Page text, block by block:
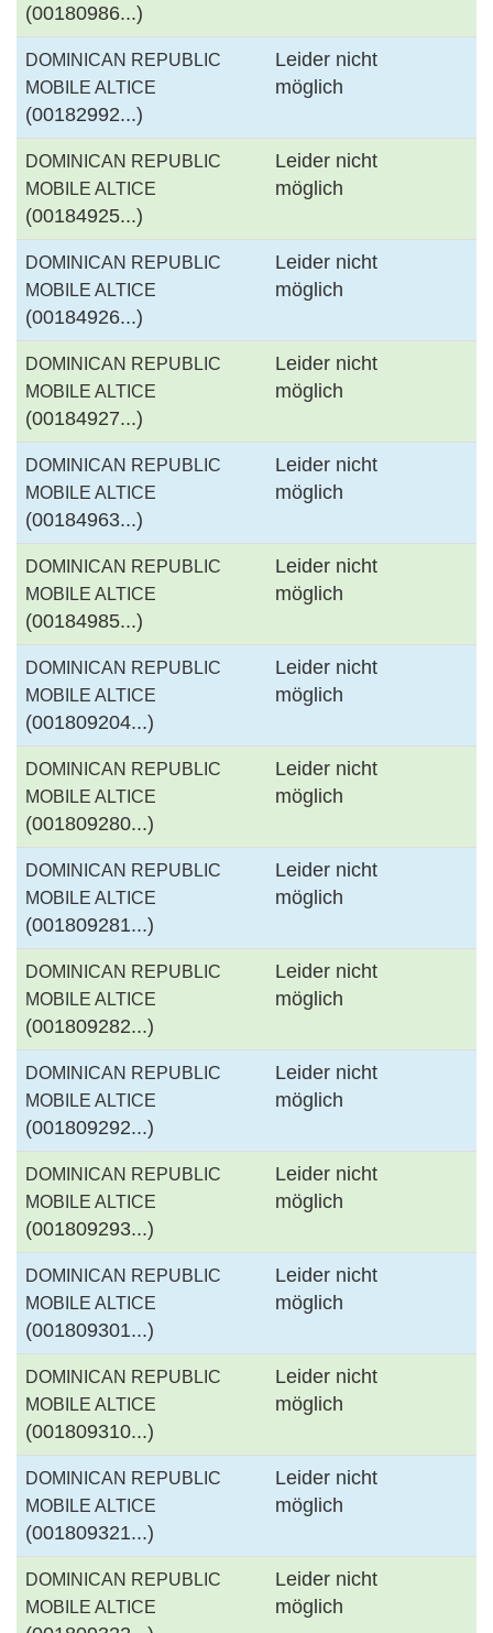
(00180986...)
DOMINICAN REPUBLIC
MOBILE ALTICE
(00182992...)
Leider nicht
möglich
DOMINICAN REPUBLIC
MOBILE ALTICE
(00184925...)
Leider nicht
möglich
DOMINICAN REPUBLIC
MOBILE ALTICE
(00184926...)
Leider nicht
möglich
DOMINICAN REPUBLIC
MOBILE ALTICE
(00184927...)
Leider nicht
möglich
DOMINICAN REPUBLIC
MOBILE ALTICE
(00184963...)
Leider nicht
möglich
DOMINICAN REPUBLIC
MOBILE ALTICE
(00184985...)
Leider nicht
möglich
DOMINICAN REPUBLIC
MOBILE ALTICE
(001809204...)
Leider nicht
möglich
DOMINICAN REPUBLIC
MOBILE ALTICE
(001809280...)
Leider nicht
möglich
DOMINICAN REPUBLIC
MOBILE ALTICE
(001809281...)
Leider nicht
möglich
DOMINICAN REPUBLIC
MOBILE ALTICE
(001809282...)
Leider nicht
möglich
DOMINICAN REPUBLIC
MOBILE ALTICE
(001809292...)
Leider nicht
möglich
DOMINICAN REPUBLIC
MOBILE ALTICE
(001809293...)
Leider nicht
möglich
DOMINICAN REPUBLIC
MOBILE ALTICE
(001809301...)
Leider nicht
möglich
DOMINICAN REPUBLIC
MOBILE ALTICE
(001809310...)
Leider nicht
möglich
DOMINICAN REPUBLIC
MOBILE ALTICE
(001809321...)
Leider nicht
möglich
DOMINICAN REPUBLIC
MOBILE ALTICE
Leider nicht
möglich